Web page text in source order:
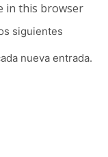
in this browser
siguientes
nueva entrada.